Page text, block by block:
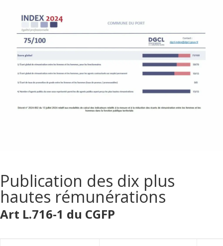
Publication des dix plus
hautes rémunérations
Art L.716-1 du CGFP